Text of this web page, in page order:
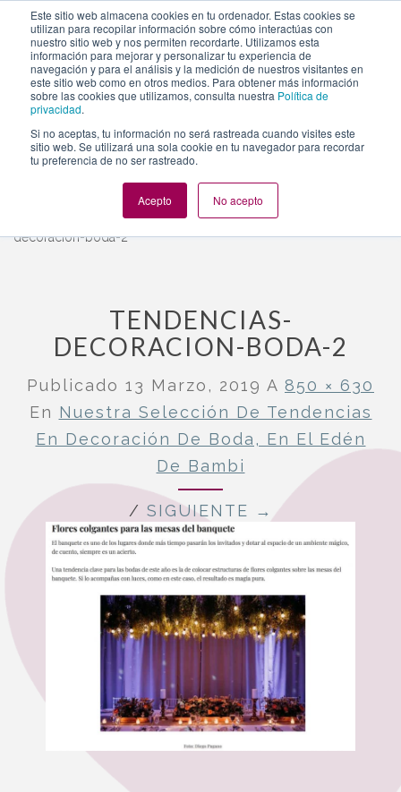
Este sitio web almacena cookies en tu ordenador. Estas cookies se
utilizan para recopilar información sobre cómo interactúas con
nuestro sitio web y nos permiten recordarte. Utilizamos esta
información para mejorar y personalizar tu experiencia de
navegación y para el análisis y la medición de nuestros visitantes en
este sitio web como en otros medios. Para obtener más información
sobre las cookies que utilizamos, consulta nuestra Política de
privacidad.
Si no aceptas, tu información no será rastreada cuando visites este
sitio web. Se utilizará una sola cookie en tu navegador para recordar
tu preferencia de no ser rastreado.
Acepto No acepto
https://www.evento.love/blog/tendencias-en-decoracion-
de-boda-en-el-eden-de-bambi/tendencias-decoracion-
boda-2/
Salimos en»
Nuestra selección de tendencias en
decoración de boda, en El Edén de Bambi»tendencias-
decoracion-boda-2
TENDENCIAS-
DECORACION-BODA-2
Publicado 13 Marzo, 2019 A 850 × 630
En Nuestra Selección De Tendencias
En Decoración De Boda, En El Edén
De Bambi
/ SIGUIENTE →